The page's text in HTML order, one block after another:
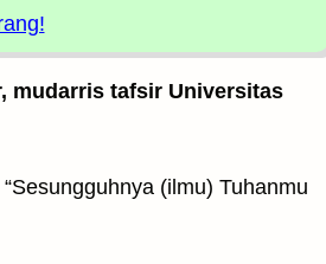
mudarris tafsir Universitas